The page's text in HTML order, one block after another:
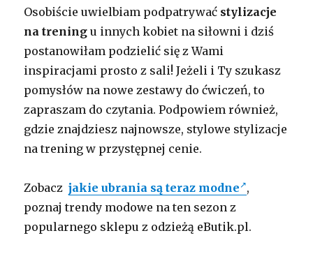
Osobiście uwielbiam podpatrywać stylizacje
na trening u innych kobiet na siłowni i dziś
postanowiłam podzielić się z Wami
inspiracjami prosto z sali! Jeżeli i Ty szukasz
pomysłów na nowe zestawy do ćwiczeń, to
zapraszam do czytania. Podpowiem również,
gdzie znajdziesz najnowsze, stylowe stylizacje
na trening w przystępnej cenie.
Zobaczjakie ubrania są teraz modne ,
poznaj trendy modowe na ten sezon z
popularnego sklepu z odzieżą eButik.pl.